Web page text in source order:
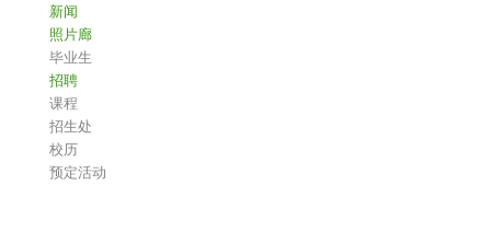
新闻
照片廊
毕业生
招聘
课程
招生处
校历
预定活动